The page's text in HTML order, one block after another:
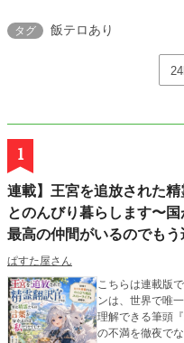
タグ 飯テロあり
1
連載】王宮を追放された
とのんびり暮らします〜
最高の仲間がいるのでもう
ぱすた屋さん
こちらは連載版です。 エルシュタット公爵家
ンは、世界で唯
理解できる筆頭
の不満を徹夜で